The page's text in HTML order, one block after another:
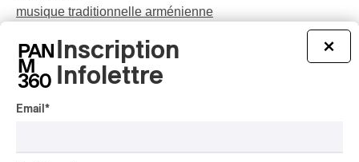
musique traditionnelle arménienne
Indigenous Soul Music
théâtre musical
pop
rap-jazz
×
Inscription
Infolettre
Email *